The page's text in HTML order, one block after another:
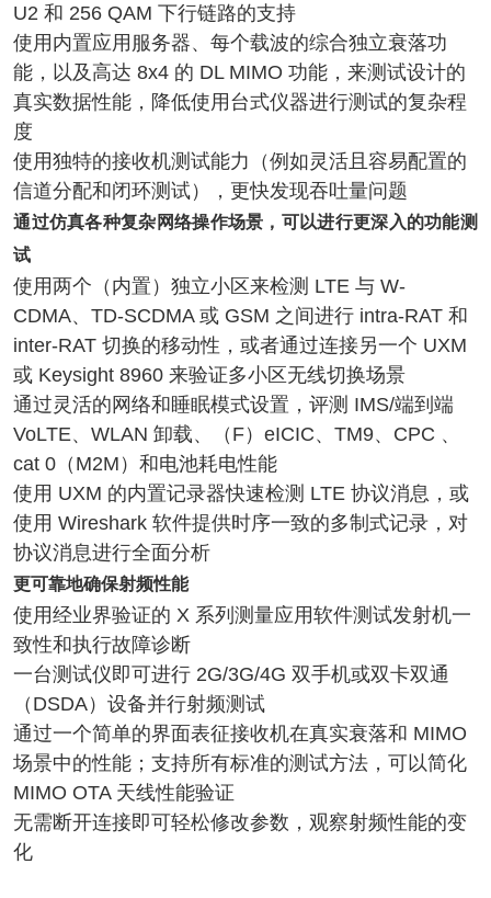
U2 和 256 QAM 下行链路的支持
使用内置应用服务器、每个载波的综合独立衰落功
能，以及高达 8x4 的 DL MIMO 功能，来测试设计的
真实数据性能，降低使用台式仪器进行测试的复杂程
度
使用独特的接收机测试能力（例如灵活且容易配置的
信道分配和闭环测试），更快发现吞吐量问题
通过仿真各种复杂网络操作场景，可以进行更深入的功能测
试
使用两个（内置）独立小区来检测 LTE 与 W-
CDMA、TD-SCDMA 或 GSM 之间进行 intra-RAT 和
inter-RAT 切换的移动性，或者通过连接另一个 UXM
或 Keysight 8960 来验证多小区无线切换场景
通过灵活的网络和睡眠模式设置，评测 IMS/端到端
VoLTE、WLAN 卸载、（F）eICIC、TM9、CPC 、
cat 0（M2M）和电池耗电性能
使用 UXM 的内置记录器快速检测 LTE 协议消息，或
使用 Wireshark 软件提供时序一致的多制式记录，对
协议消息进行全面分析
更可靠地确保射频性能
使用经业界验证的 X 系列测量应用软件测试发射机一
致性和执行故障诊断
一台测试仪即可进行 2G/3G/4G 双手机或双卡双通
（DSDA）设备并行射频测试
通过一个简单的界面表征接收机在真实衰落和 MIMO
场景中的性能；支持所有标准的测试方法，可以简化
MIMO OTA 天线性能验证
无需断开连接即可轻松修改参数，观察射频性能的变
化